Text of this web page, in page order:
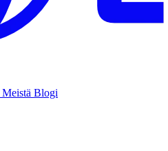
Meistä Blogi